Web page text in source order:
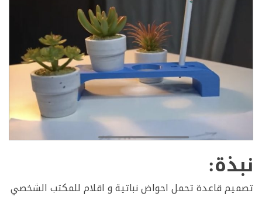
قاعدة تحمل احواض نباتية و اقلام للمكتب الشخصي